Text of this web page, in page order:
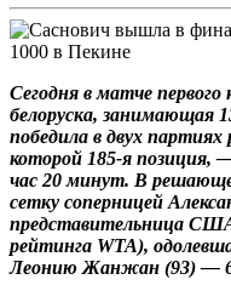
Сегодня в матче
белоруска, занимающая
победила в двух партиях
которой 185-я позиция,
час 20 минут. В
сетку соперницей
представительница
рейтинга WTA),
Леонию Жанжан (93) —